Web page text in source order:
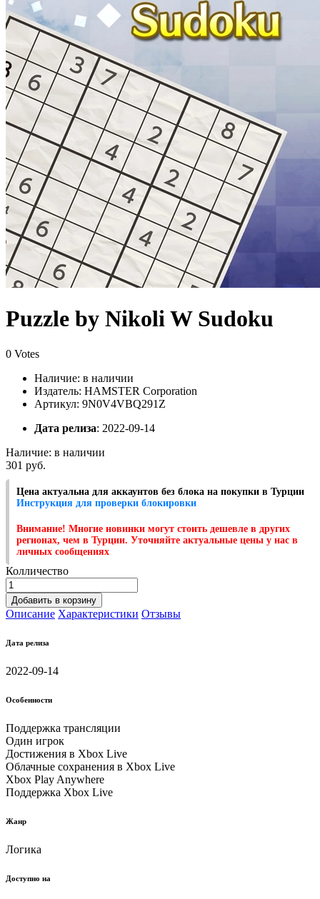
Puzzle by Nikoli W Sudoku
0 Votes
Наличие: в наличии
Издатель: HAMSTER Corporation
Артикул: 9N0V4VBQ291Z
Дата релиза: 2022-09-14
Наличие: в наличии
301 руб.
Цена актуальна для аккаунтов без блока на покупки в Турции
Инструкция для проверки блокировки
Внимание! Многие новинки могут стоить дешевле в других
регионах, чем в Турции. Уточняйте актуальные цены у нас в
личных сообщениях
Колличество
Добавить в корзину
Описание Характеристики Отзывы
Дата релиза
2022-09-14
Особенности
Поддержка трансляции
Один игрок
Достижения в Xbox Live
Облачные соxранения в Xbox Live
Xbox Play Anywhere
Поддержка Xbox Live
Жанр
Логика
Доступно на